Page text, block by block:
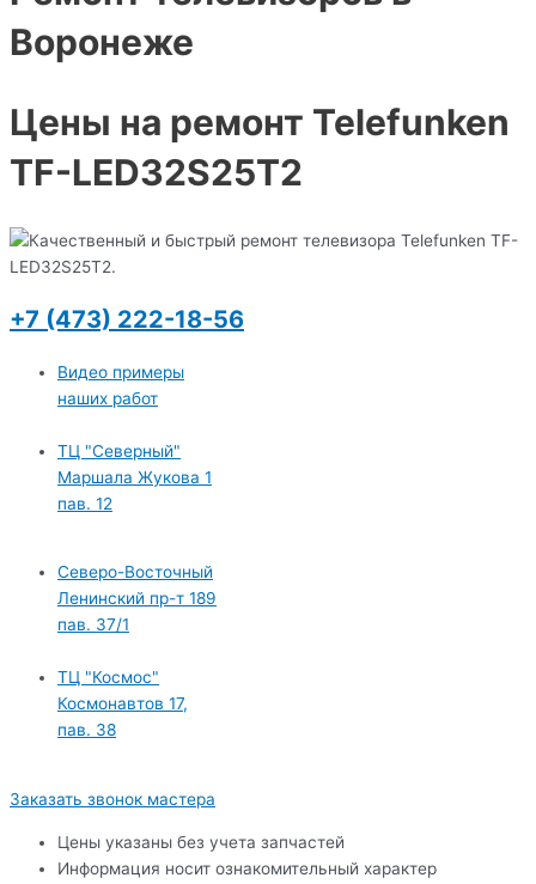
Воронеже
Цены на ремонт Telefunken
TF-LED32S25T2
+7 (473) 222-18-56
Видео примеры
наших работ
ТЦ "Северный"
Маршала Жукова 1
пав. 12
Северо-Восточный
Ленинский пр-т 189
пав. 37/1
ТЦ "Космос"
Космонавтов 17,
пав. 38
Заказать звонок мастера
Цены указаны без учета запчастей
Информация носит ознакомительный характер